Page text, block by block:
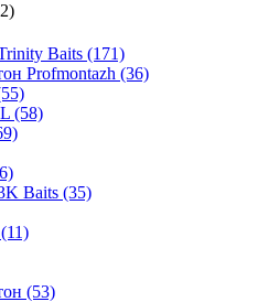
Baits (171)
Profmontazh (36)
(58)
Baits (35)
(53)